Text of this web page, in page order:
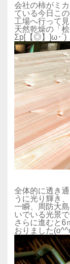
会社の柿がミ
ている今日この
工場へ行って見
天然乾燥の「
Σp[【◎】]ω･´)
全体的に透き
うに光り輝き、
一瞬、周防大
いでいる光景
さらに進むと6
おりました